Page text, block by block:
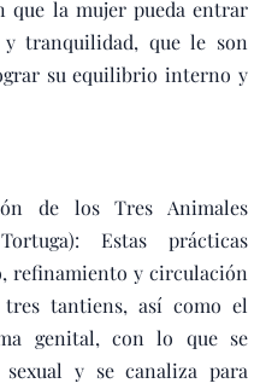
que la mujer pueda entrar
y tranquilidad, que le son
su equilibrio interno y
de los Tres Animales
Estas prácticas
refinamiento y circulación
tantiens, así como el
genital, con lo que se
y se canaliza para